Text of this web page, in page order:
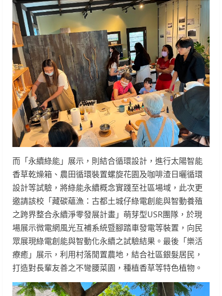
而「永續綠能」展示，則結合循環設計，進行太陽智能
香草乾燥箱、農田循環裝置螺旋花園及咖啡渣日曬循環
設計等試驗，將綠能永續概念實踐至社區場域，此次更
邀請該校「藏碳蘊漁：古都土城仔綠電創能與智動養殖
之跨界整合永續淨零發展計畫」萌芽型USR團隊，於現
場展示微電網風光互補系統暨腳踏車發電等裝置，向民
眾展現綠電創能與智動化永續之試驗結果。最後「樂活
療癒」展示，利用村落閒置農地，結合社區銀髮居民，
打造對長輩友善之不彎腰菜園，種植香草等特色植物。